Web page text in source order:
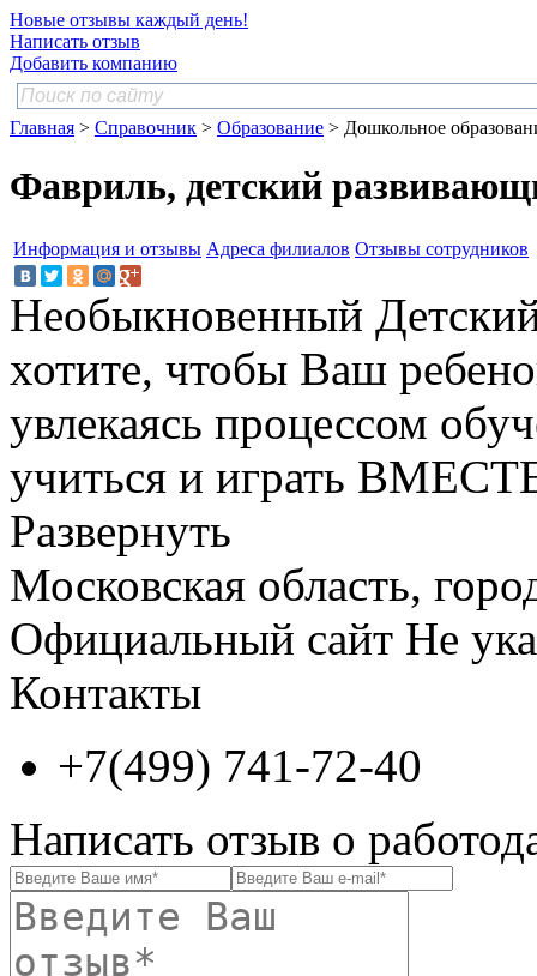
Новые отзывы каждый день!
Написать отзыв
Добавить компанию
Главная > Справочник > Образование > Дошкольное
Фавриль, детский
Информация и отзывы Адреса филиалов Отзывы сотрудников
Необыкновенный
хотите, чтобы Ваш
увлекаясь процессом
учиться и играть
Развернуть
Московская область,
Официальный сайт Не
Контакты
+7(499) 741-72-40
Написать отзыв о